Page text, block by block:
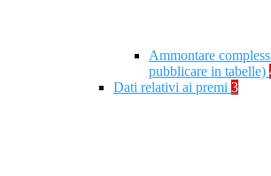
Ammontare
pubblicare in tabelle)
Dati relativi ai premi 3